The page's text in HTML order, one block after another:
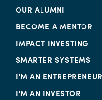
OUR ALUMNI
BECOME A MENTOR
IMPACT INVESTING
SMARTER SYSTEMS
I'M AN ENTREPRENEUR
I'M AN INVESTOR